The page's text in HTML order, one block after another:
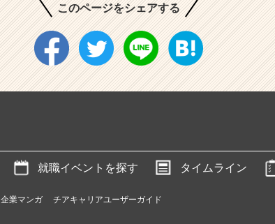
このページをシェアする
就職イベントを探す タイムライン
企業マンガ チアキャリアユーザーガイド